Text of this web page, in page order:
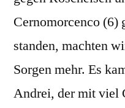
Cernomorcenco (6)
standen, machten
Sorgen mehr. Es
Andrei, der mit viel